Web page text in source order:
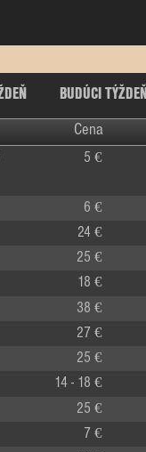
BUDÚCI TÝŽDEŇ
Cena
5 €
6 €
24 €
25 €
18 €
38 €
27 €
25 €
14 - 18 €
25 €
7 €